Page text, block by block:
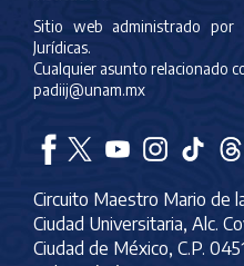
Sitio web administrado por
Jurídicas.
Cualquier asunto relacionado
padiij@unam.mx
Circuito Maestro Mario de
Ciudad Universitaria, Alc.
Ciudad de México, C.P.